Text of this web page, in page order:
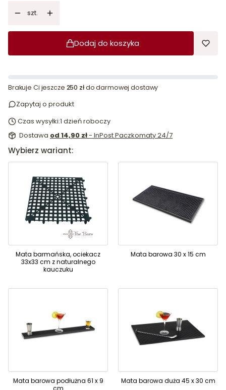
szt.
Dodaj do koszyka
Brakuje Ci jeszcze 250 złdo darmowej dostawy
Zapytaj o produkt
Czas wysyłki:1 dzień roboczy
Dostawa od 14,90 zł- InPost Paczkomaty 24/7
Wybierz wariant:
Mata barmańska, ociekacz
33x33 cm z naturalnego
kauczuku
Mata barowa 30 x 15 cm
Mata barowa podłużna 61 x 9
cm
Mata barowa duża 45 x 30 cm